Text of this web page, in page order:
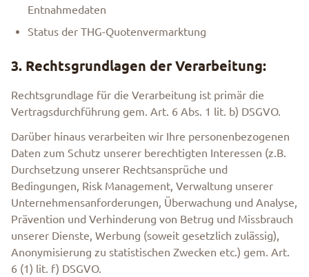
Entnahmedaten
Status der THG-Quotenvermarktung
3. Rechtsgrundlagen der Verarbeitung:
Rechtsgrundlage für die Verarbeitung ist primär die
Vertragsdurchführung gem. Art. 6 Abs. 1 lit. b) DSGVO.
Darüber hinaus verarbeiten wir Ihre personenbezogenen
Daten zum Schutz unserer berechtigten Interessen (z.B.
Durchsetzung unserer Rechtsansprüche und
Bedingungen, Risk Management, Verwaltung unserer
Unternehmensanforderungen, Überwachung und Analyse,
Prävention und Verhinderung von Betrug und Missbrauch
unserer Dienste, Werbung (soweit gesetzlich zulässig),
Anonymisierung zu statistischen Zwecken etc.) gem. Art.
6 (1) lit. f) DSGVO.